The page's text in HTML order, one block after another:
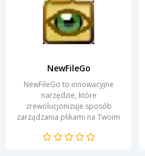
NewFileGo
NewFileGo to innowacyjne
narzędzie, które
zrewolucjonizuje sposób
zarządzania plikami na Twoim
intuicyjnemu interfejsowi,